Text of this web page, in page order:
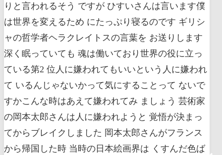
りと言われるそう ですが ひすいさんは言います僕
は世界を変えるため にたっぷり寝るのです ギリシ
ャの哲学者ヘラクレイトスの言葉を お送りします
深く眠っていても 魂は働いており世界の役に立っ
ている第2 位人に嫌われてもいいという人に嫌われ
て いるんじゃないかって気にすることって ないで
すかこんな時はあえて嫌われてみ ましょう 芸術家
の岡本太郎さんは人に嫌われようと 覚悟が決まっ
てからブレイクしました 岡本太郎さんがフランス
から帰国した時 当時の日本絵画界は くすんだ色ば